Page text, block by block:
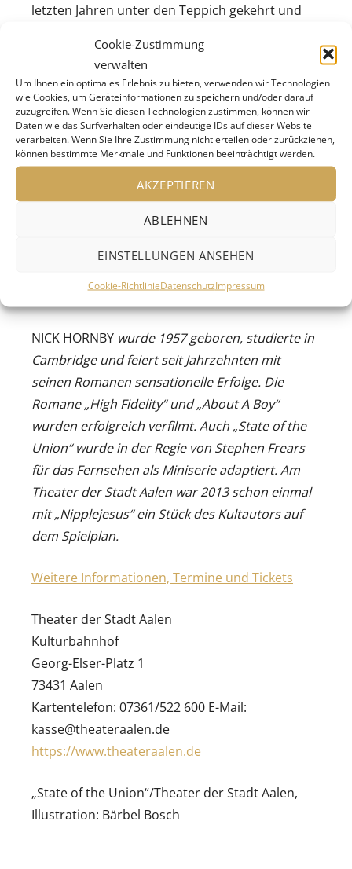
Cookie-Zustimmung
verwalten
Um Ihnen ein optimales Erlebnis zu bieten, verwenden wir Technologien
wie Cookies, um Geräteinformationen zu speichern und/oder darauf
zuzugreifen. Wenn Sie diesen Technologien zustimmen, können wir
Daten wie das Surfverhalten oder eindeutige IDs auf dieser Website
verarbeiten. Wenn Sie Ihre Zustimmung nicht erteilen oder zurückziehen,
können bestimmte Merkmale und Funktionen beeinträchtigt werden.
AKZEPTIEREN
ABLEHNEN
EINSTELLUNGEN ANSEHEN
Cookie-RichtlinieDatenschutzImpressum
letzten Jahren unter den Teppich gekehrt und
der schon mal in einer Beziehung war, bekannt
vorkommen dürfte. Mal hat der eine
Oberwasser, mal die andere, und die
Gelegenheit für eine gute Pointe lässt sich keiner
von beiden entgehen.
Mit den für Nick Hornby typischen schnellen,
geistreichen und witzigen Dialogen erlebt das
Publikum die subtilen Machtverlagerungen in
den wöchentlichen Treffen, wenn das Ehepaar
Schritt für Schritt – mal mit bissigem Witz, mal
Brexit“ verhandelt.
NICK HORNBY wurde 1957 geboren, studierte in
Cambridge und feiert seit Jahrzehnten mit
seinen Romanen sensationelle Erfolge. Die
Romane „High Fidelity“ und „About A Boy“
wurden erfolgreich verfilmt. Auch „State of the
Union“ wurde in der Regie von Stephen Frears
für das Fernsehen als Miniserie adaptiert. Am
Theater der Stadt Aalen war 2013 schon einmal
mit „Nipplejesus“ ein Stück des Kultautors auf
dem Spielplan.
Weitere Informationen, Termine und Tickets
Theater der Stadt Aalen
Kulturbahnhof
Georg-Elser-Platz 1
73431 Aalen
Kartentelefon: 07361/522 600 E-Mail:
kasse@theateraalen.de
https://www.theateraalen.de
„State of the Union“/Theater der Stadt Aalen,
Illustration: Bärbel Bosch